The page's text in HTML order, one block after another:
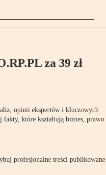
za 39 zł
opinii ekspertów i kluczowych
fakty, które kształtują biznes, prawo
profesjonalne treści publikowane